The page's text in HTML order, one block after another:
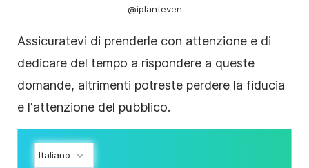
@iplanteven
Assicuratevi di prenderle con attenzione e di
dedicare del tempo a rispondere a queste
domande, altrimenti potreste perdere la fiducia
e l'attenzione del pubblico.
Italiano